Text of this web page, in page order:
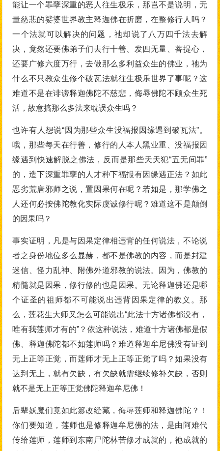
能让一个罪孽深重的恶人往生极乐，那岂不是说明，无
量慈悲的娑婆世界教主释迦佛在折磨，在整修行人吗？
一个法就可以解决的问题，祂却说了八万四千法去解
决，竟然还要佛弟子们去行十善、发四无量、菩提心，
还要广修六度万行，去做那么多利益众生的佛业，祂为
什么不只教众生修个破瓦法就往生极乐世界了事呢？这
难道不是在诽谤释迦佛陀不慈悲，侮辱佛陀不顾众生死
活，故意搞那么多法来耽误众生吗？
也许有人想说“因为那些众生没福报因缘遇到破瓦法”。
哦，那些每天在行善，修行的人本人黑业重、没福报因
缘遇到快速解脱之佛法，反而是那些天天犯“五无间罪”
的，造下深重罪孽的人才种下福报有因缘遇正法？如此
恶劣荒唐邪师之说，置因果何在呢？若如是，那学佛之
人还何必按佛陀教化实际虔诚修行呢？难道这不是颠倒
的因果吗？
事实证明，凡是与因果定律相违背的任何说法，不论说
者之身份地位多么显赫，都不是佛教的内容，而是封建
迷信、怪力乱神、附佛外道邪教的说法。因为，佛教的
精髓就是因果，修行修的也是因果。无论释迦佛还是哪
个证圣的祖师都不可能说出违背因果定律的教义。那
么，莲花生大师又怎么可能说出“此法十方诸佛都没有，
唯有我莲师才有的”？依这种说法，难道十方诸佛都是假
佛、释迦佛陀都不如莲师吗？难道释迦牟尼佛没有证到
无上正等正觉，而莲师才无上正等正觉了吗？如果没有
达到无上，就有欠缺，有欠缺就需继续修补欠缺，否则
就不是无上正等正觉佛陀释迦牟尼佛！
后辈妖魔们竟如此篡改经藏，侮辱莲师和释迦佛陀？！
你们要知道，莲师也是修释迦牟尼佛的法，是由阿难代
传给莲师，莲师到东南尸陀林苦修才成就的，祂成就的